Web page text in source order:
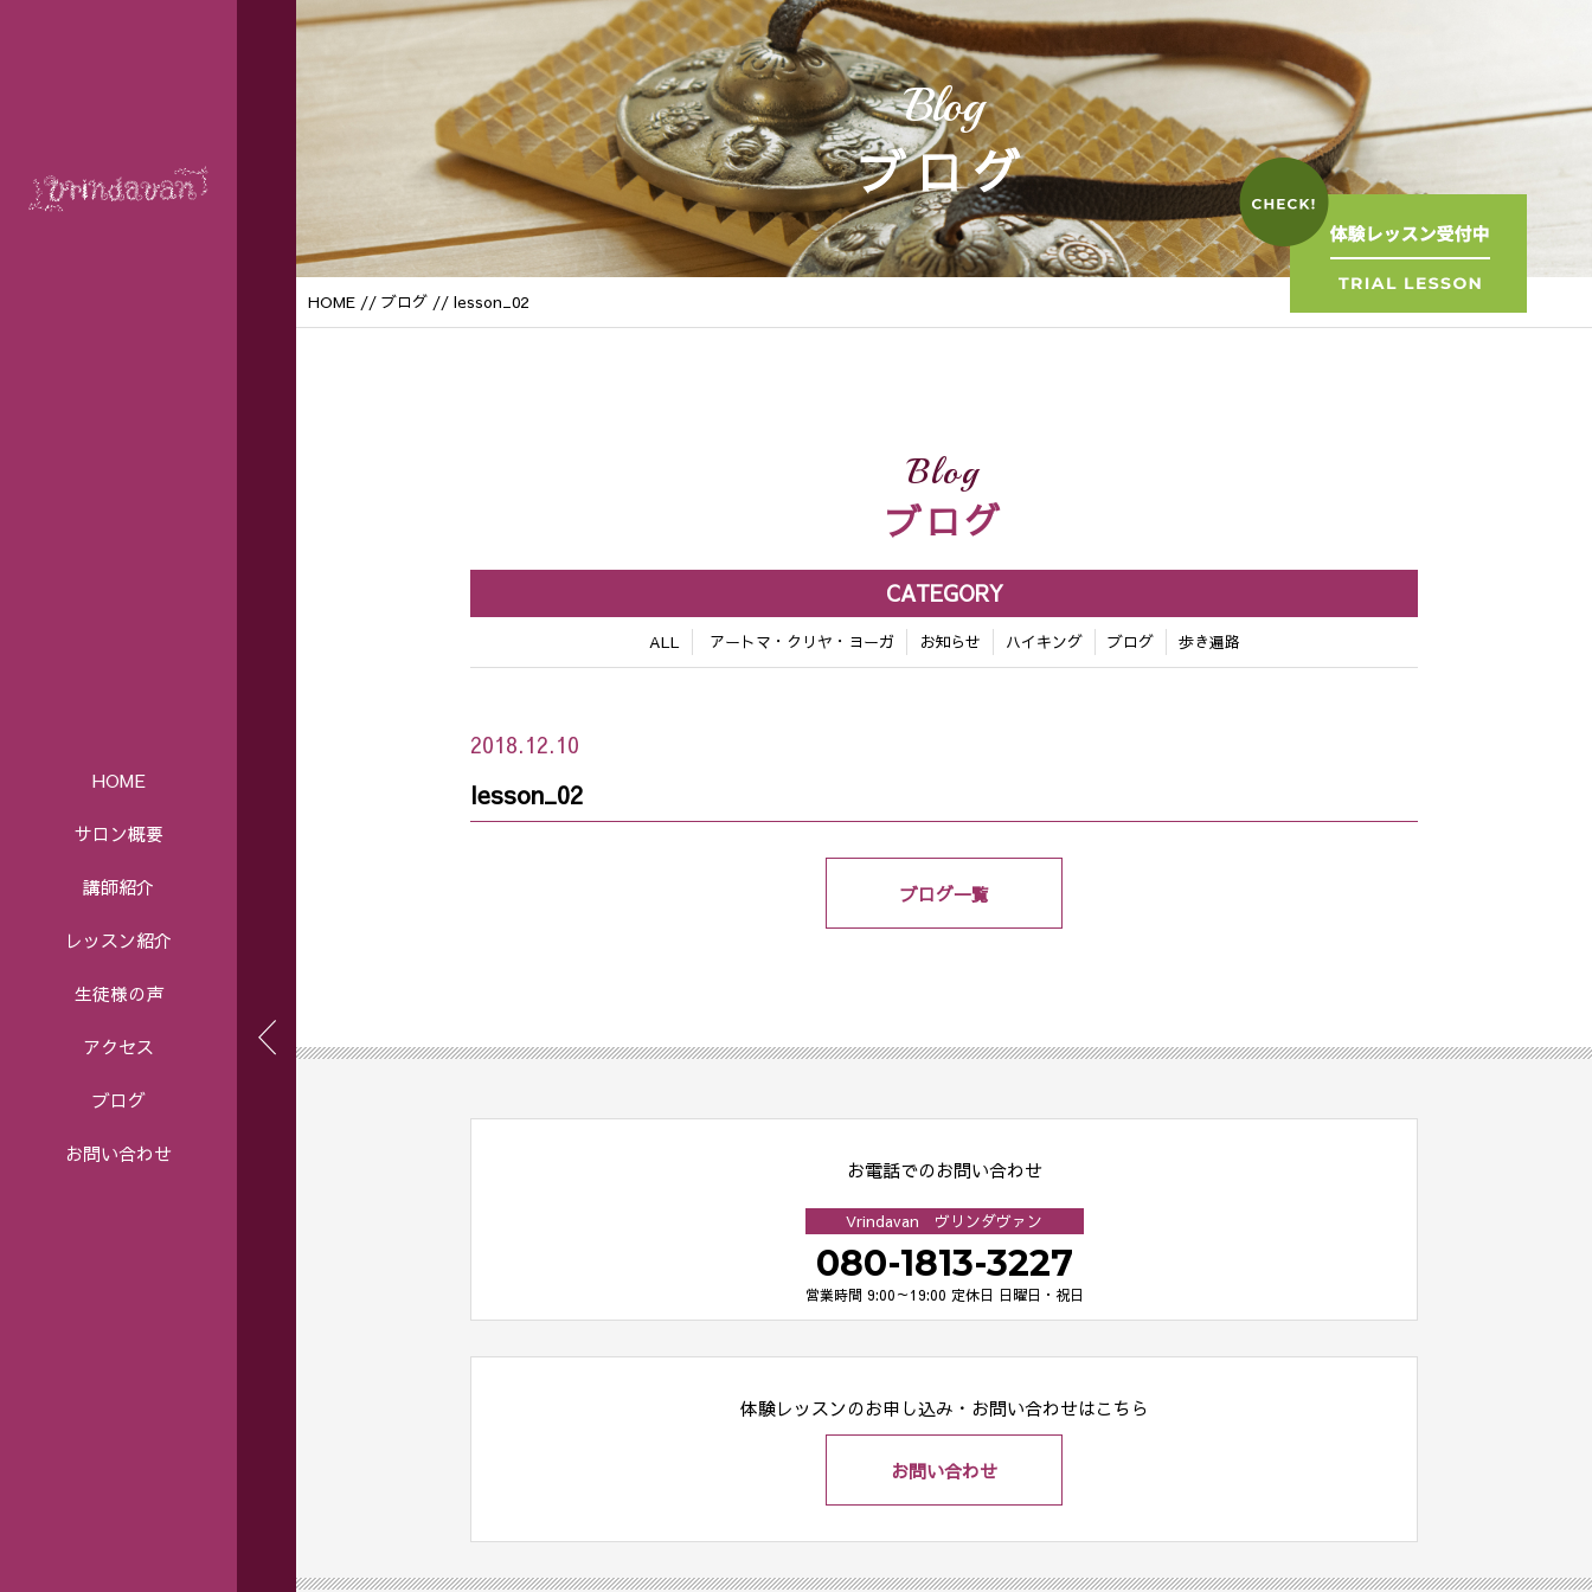
HOME
サロン概要
講師紹介
レッスン紹介
生徒様の声
アクセス
ブログ
お問い合わせ
Blog
ブログ
HOME // ブログ // lesson_02
Blog
ブログ
CATEGORY
ALL アートマ・クリヤ・ヨーガ お知らせ ハイキング ブログ 歩き遍路
2018.12.10
lesson_02
ブログ一覧
お電話でのお問い合わせ
Vrindavan ヴリンダヴァン
080-1813-3227
営業時間 9:00～19:00 定休日 日曜日・祝日
体験レッスンのお申し込み・ お問い合わせはこちら
お問い合わせ